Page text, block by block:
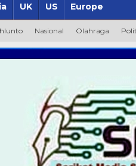
UK US Europe
Nasional Olahraga